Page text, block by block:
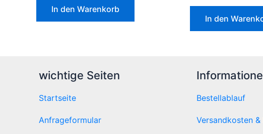
In den Warenkorb
In den
wichtige Seiten
Startseite
Anfrageformular
Bestellablauf
Versandkosten